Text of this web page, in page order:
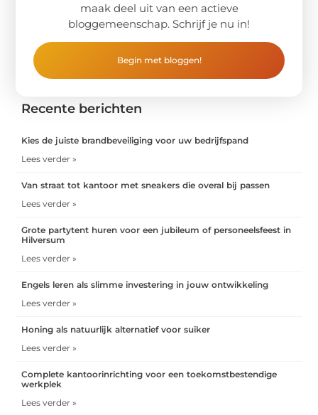
Recente berichten
Kies de juiste brandbeveiliging voor uw bedrijfspand
Lees verder »
Van straat tot kantoor met sneakers die overal bij passen
Lees verder »
Grote partytent huren voor een jubileum of personeelsfeest in
Hilversum
Lees verder »
Engels leren als slimme investering in jouw ontwikkeling
Lees verder »
Honing als natuurlijk alternatief voor suiker
Lees verder »
Complete kantoorinrichting voor een toekomstbestendige
werkplek
Lees verder »
maak deel uit van een actieve
bloggemeenschap. Schrijf je nu in!
Begin met bloggen!